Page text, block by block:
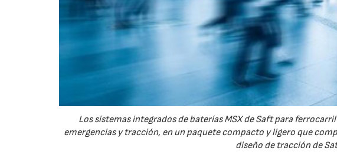
Los sistemas integrados de baterías MSX de Saft para
emergencias y tracción, en un paquete compacto y ligero que
diseño de tracción de